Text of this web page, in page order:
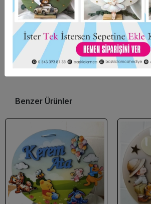
Bu ürün için henüz yorum
Yorum Yap
Benzer Ürünler